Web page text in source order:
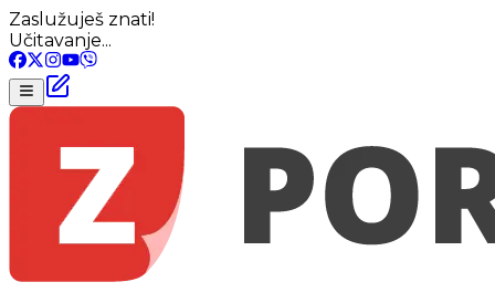
Zaslužuješ znati!
Učitavanje...